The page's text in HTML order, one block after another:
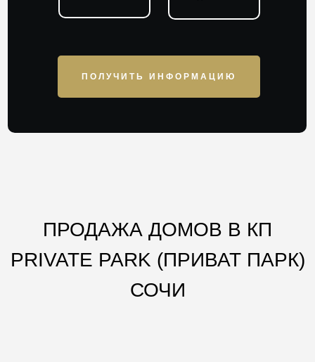
ПОЛУЧИТЬ ИНФОРМАЦИЮ
ПРОДАЖА ДОМОВ В КП
PRIVATE PARK (ПРИВАТ ПАРК)
СОЧИ